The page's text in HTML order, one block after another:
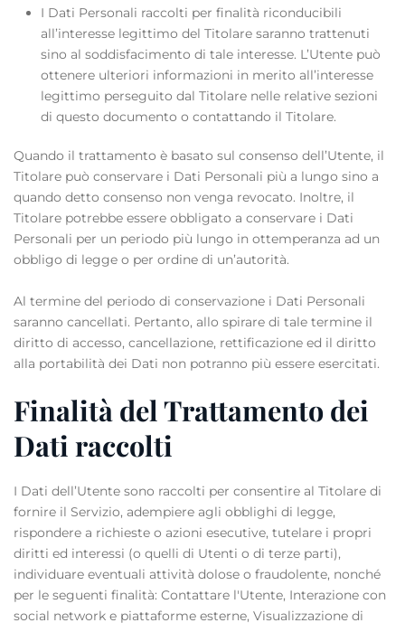
I Dati Personali raccolti per finalità riconducibili
all’interesse legittimo del Titolare saranno trattenuti
sino al soddisfacimento di tale interesse. L’Utente può
ottenere ulteriori informazioni in merito all’interesse
legittimo perseguito dal Titolare nelle relative sezioni
di questo documento o contattando il Titolare.
Quando il trattamento è basato sul consenso dell’Utente, il
Titolare può conservare i Dati Personali più a lungo sino a
quando detto consenso non venga revocato. Inoltre, il
Titolare potrebbe essere obbligato a conservare i Dati
Personali per un periodo più lungo in ottemperanza ad un
obbligo di legge o per ordine di un’autorità.
Al termine del periodo di conservazione i Dati Personali
saranno cancellati. Pertanto, allo spirare di tale termine il
diritto di accesso, cancellazione, rettificazione ed il diritto
alla portabilità dei Dati non potranno più essere esercitati.
Finalità del Trattamento dei
Dati raccolti
I Dati dell’Utente sono raccolti per consentire al Titolare di
fornire il Servizio, adempiere agli obblighi di legge,
rispondere a richieste o azioni esecutive, tutelare i propri
diritti ed interessi (o quelli di Utenti o di terze parti),
individuare eventuali attività dolose o fraudolente, nonché
per le seguenti finalità: Contattare l'Utente, Interazione con
social network e piattaforme esterne, Visualizzazione di